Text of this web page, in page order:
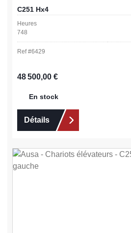
C251 Hx4
Heures
748
Ref #6429
Prix régulier :
48 500,00 €
En stock
Détails